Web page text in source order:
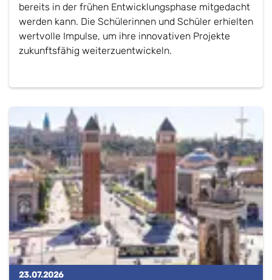
bereits in der frühen Entwicklungsphase mitgedacht
werden kann. Die Schülerinnen und Schüler erhielten
wertvolle Impulse, um ihre innovativen Projekte
zukunftsfähig weiterzuentwickeln.
23.07.2026